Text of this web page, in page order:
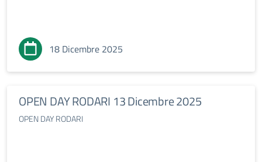
18 Dicembre 2025
OPEN DAY RODARI 13 Dicembre 2025
OPEN DAY RODARI